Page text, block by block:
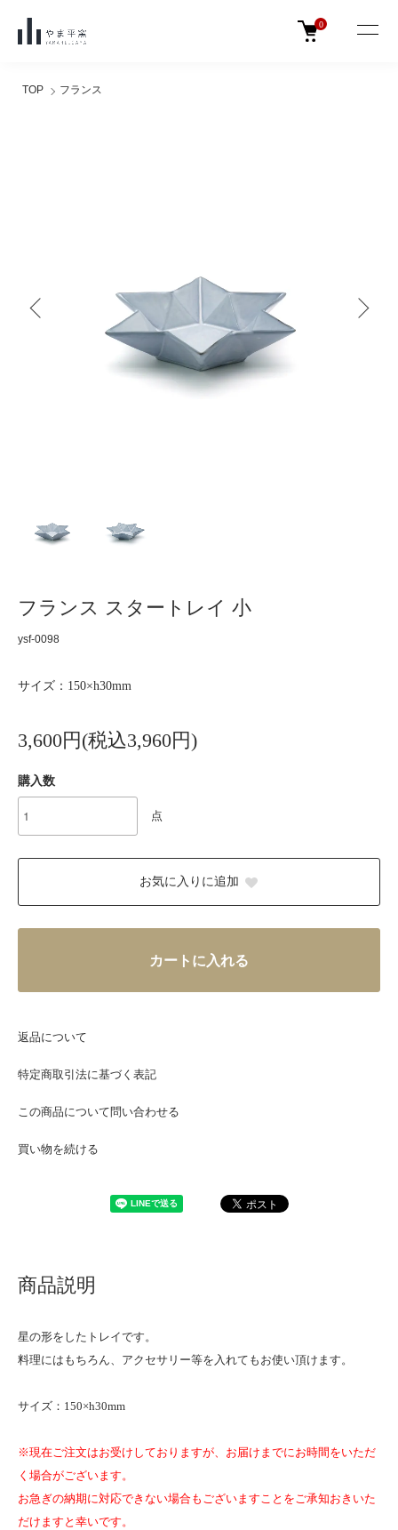
0
TOP フランス
フランス スタートレイ 小
ysf-0098
サイズ：150×h30mm
3,600円(税込3,960円)
購入数
点
お気に入りに追加
カートに入れる
返品について
特定商取引法に基づく表記
この商品について問い合わせる
買い物を続ける
商品説明
星の形をしたトレイです。
料理にはもちろん、アクセサリー等を入れてもお使い頂けます。
サイズ：150×h30mm
※現在ご注文はお受けしておりますが、お届けまでにお時間をいただ
く場合がございます。
お急ぎの納期に対応できない場合もございますことをご承知おきいた
だけますと幸いです。